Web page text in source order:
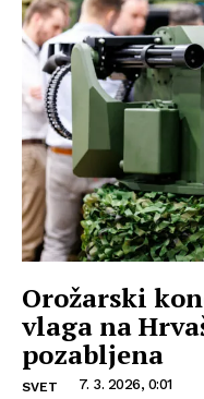
Orožarski
vlaga na
pozabljena
SVET 7. 3. 2026, 0:01